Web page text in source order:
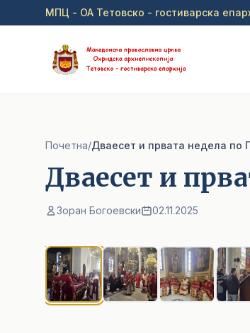
Прејди на главна содржина
МПЦ - ОА Тетовско - гостиварска
Почетна/Дваесет и првата недела по
Дваесет и
Зоран Богоевски 02.11.2025